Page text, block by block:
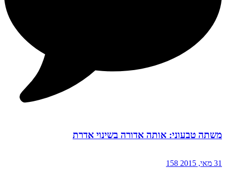
משתה טבעוני: אותה אדורה בשינוי אדרת
31 מאי, 2015 158